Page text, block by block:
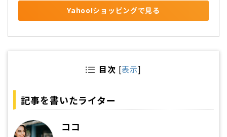
Yahoo!ショッピングで見る
目次 [表示]
記事を書いたライター
ココ